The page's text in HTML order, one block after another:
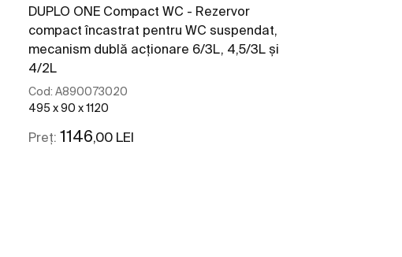
DUPLO ONE Compact WC - Rezervor
compact încastrat pentru WC suspendat,
mecanism dublă acționare 6/3L, 4,5/3L și
4/2L
Cod: A890073020
495 x 90 x 1120
Preț: 1146 ,00 LEI